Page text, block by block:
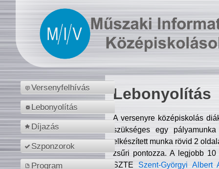
Versenyfelhívás
Lebonyolítás
Díjazás
Szponzorok
Program
Lebonyolítás
A versenyre középiskolás
szükséges egy
elkészített munka rövid 2
zsűri pontozza. A legjobb
SZTE Szent-Györgyi Albert